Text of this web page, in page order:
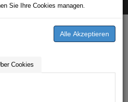
Sie Ihre Cookies managen.
Cookies
Florian Leichtle